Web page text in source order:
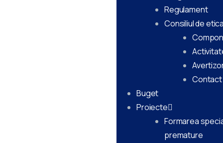
Regulament
Consiliul de
Contact
Buget
Proiecte
Formarea
premature